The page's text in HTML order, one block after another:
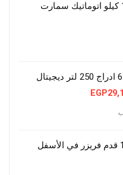
غسالة LG سعة 11 كيلو اتوماتيك سمارت
EGP